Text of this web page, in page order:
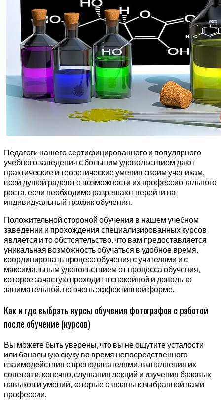
Педагоги нашего сертифицированного и популярного
учебного заведения с большим удовольствием дают
практические и теоретические умения своим ученикам,
всей душой радеют о возможности их профессионального
роста, если необходимо разрешают перейти на
индивидуальный график обучения.
Положительной стороной обучения в нашем учебном
заведении и прохождения специализированных курсов
является и то обстоятельство, что вам предоставляется
уникальная возможность обучаться в удобное время,
координировать процесс обучения с учителями и с
максимальным удовольствием от процесса обучения,
которое зачастую проходит в спокойной и довольно
занимательной, но очень эффективной форме.
Как и где выбрать курсы обучения фотографов с работой
после обучение (курсов)
Вы можете быть уверены, что вы не ощутите усталости
или банальную скуку во время непосредственного
взаимодействия с преподавателями, выполнения их
советов и, конечно, слушания лекций и изучения базовых
навыков и умений, которые связаны к выбранной вами
профессии.